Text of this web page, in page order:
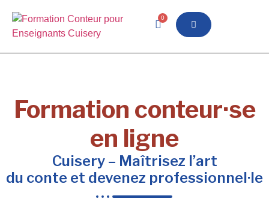
0
Formation conteur·se
en ligne
Cuisery – Maîtrisez l’art
du conte et devenez professionnel·le